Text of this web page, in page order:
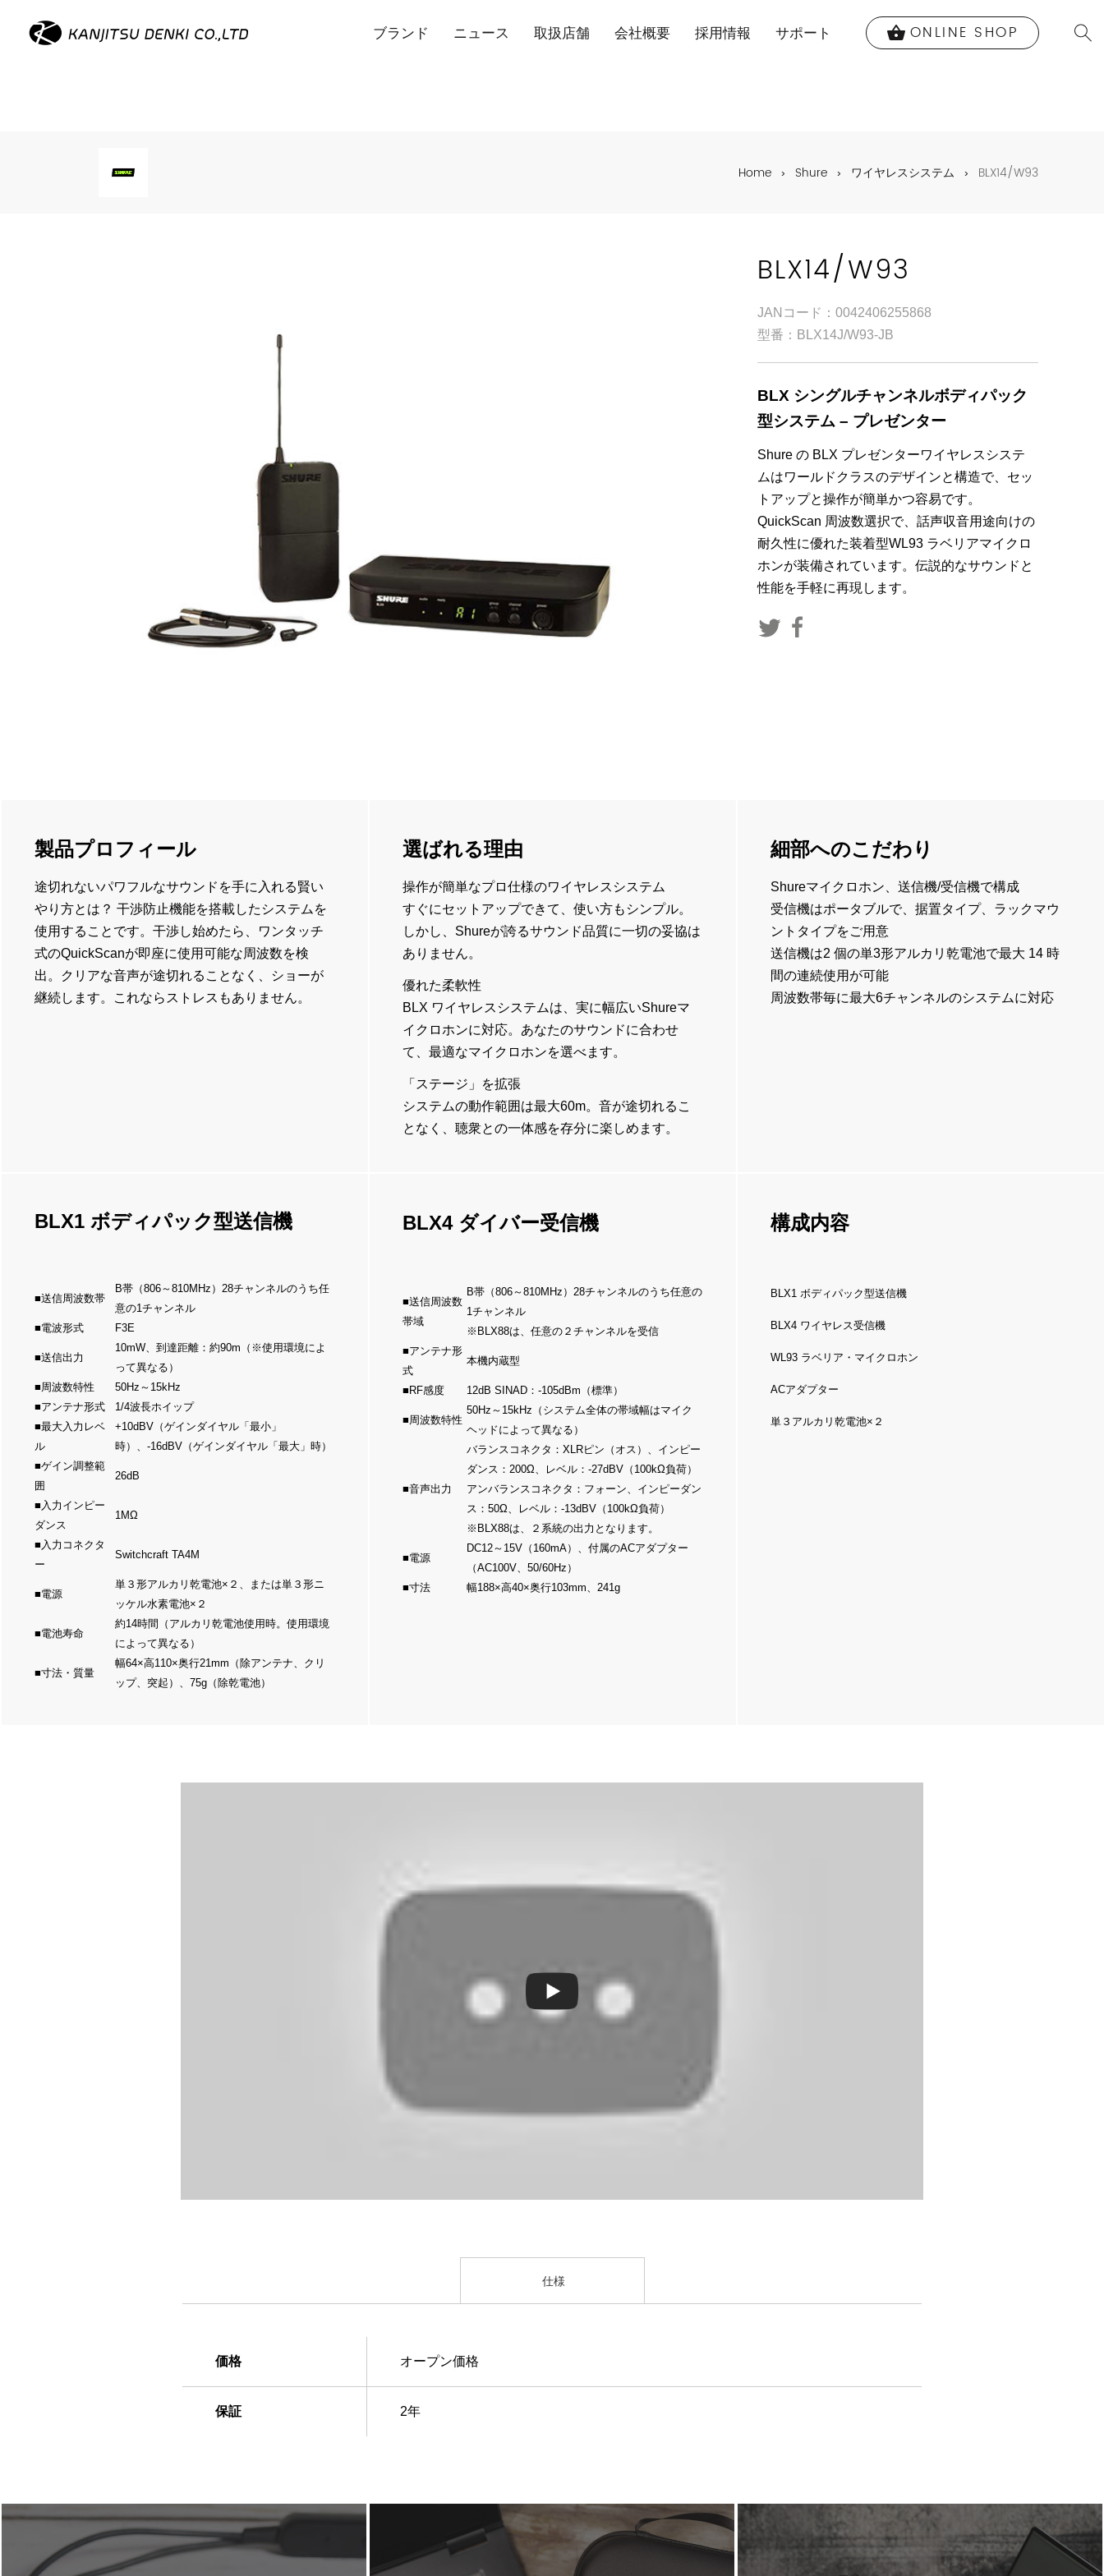
ブランド ニュース 取扱店舗 会社概要 採用情報 サポート shopping_basket ONLINE SHOP
Home Shure ワイヤレスシステム BLX14/W93
BLX14/W93
JANコード：0042406255868
型番：BLX14J/W93-JB
BLX シングルチャンネルボディパック
型システム – プレゼンター
Shure の BLX プレゼンターワイヤレスシステ
ムはワールドクラスのデザインと構造で、セッ
トアップと操作が簡単かつ容易です。
QuickScan 周波数選択で、話声収音用途向けの
耐久性に優れた装着型WL93 ラベリアマイクロ
ホンが装備されています。伝説的なサウンドと
性能を手軽に再現します。
製品プロフィール
途切れないパワフルなサウンドを手に入れる賢い
やり方とは？ 干渉防止機能を搭載したシステムを
使用することです。干渉し始めたら、ワンタッチ
式のQuickScanが即座に使用可能な周波数を検
出。クリアな音声が途切れることなく、ショーが
継続します。これならストレスもありません。
選ばれる理由
操作が簡単なプロ仕様のワイヤレスシステム
すぐにセットアップできて、使い方もシンプル。
しかし、Shureが誇るサウンド品質に一切の妥協は
ありません。
優れた柔軟性
BLX ワイヤレスシステムは、実に幅広いShureマ
イクロホンに対応。あなたのサウンドに合わせ
て、最適なマイクロホンを選べます。
「ステージ」を拡張
システムの動作範囲は最大60m。音が途切れるこ
となく、聴衆との一体感を存分に楽しめます。
細部へのこだわり
Shureマイクロホン、送信機/受信機で構成
受信機はポータブルで、据置タイプ、ラックマウ
ントタイプをご用意
送信機は2 個の単3形アルカリ乾電池で最大 14 時
間の連続使用が可能
周波数帯毎に最大6チャンネルのシステムに対応
BLX1 ボディパック型送信機
■送信周波数帯
B帯（806～810MHz）28チャンネルのうち任
意の1チャンネル
■電波形式
F3E
■送信出力
10mW、到達距離：約90m（※使用環境によ
って異なる）
■周波数特性
50Hz～15kHz
■アンテナ形式
1/4波長ホイップ
■最大入力レベ
ル
+10dBV（ゲインダイヤル「最小」
時）、-16dBV（ゲインダイヤル「最大」時）
■ゲイン調整範
囲
26dB
■入力インピー
ダンス
1MΩ
■入力コネクタ
ー
Switchcraft TA4M
■電源
単３形アルカリ乾電池×２、または単３形ニ
ッケル水素電池×２
■電池寿命
約14時間（アルカリ乾電池使用時。使用環境
によって異なる）
■寸法・質量
幅64×高110×奥行21mm（除アンテナ、クリ
ップ、突起）、75g（除乾電池）
BLX4 ダイバー受信機
■送信周波数
帯域
B帯（806～810MHz）28チャンネルのうち任意の
1チャンネル
※BLX88は、任意の２チャンネルを受信
■アンテナ形
式
本機内蔵型
■RF感度 12dB SINAD：-105dBm（標準）
■周波数特性
50Hz～15kHz（システム全体の帯域幅はマイク
ヘッドによって異なる）
■音声出力
バランスコネクタ：XLRピン（オス）、インピー
ダンス：200Ω、レベル：-27dBV（100kΩ負荷）
アンバランスコネクタ：フォーン、インピーダン
ス：50Ω、レベル：-13dBV（100kΩ負荷）
※BLX88は、２系統の出力となります。
■電源
DC12～15V（160mA）、付属のACアダプター
（AC100V、50/60Hz）
■寸法
幅188×高40×奥行103mm、241g
構成内容
BLX1 ボディパック型送信機
BLX4 ワイヤレス受信機
WL93 ラベリア・マイクロホン
ACアダプター
単３アルカリ乾電池×２
仕様
価格 オープン価格
保証 2年